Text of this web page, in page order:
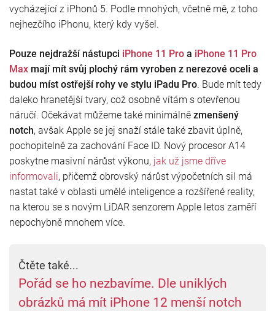
vycházející z iPhonů 5. Podle mnohých, včetně mě, z toho
nejhezčího iPhonu, který kdy vyšel.
Pouze nejdražší nástupci iPhone 11 Pro a iPhone 11 Pro
Max mají mít svůj plochý rám vyroben z nerezové oceli a
budou míst ostřejší rohy ve stylu iPadu Pro. Bude mít tedy
daleko hranetější tvary, což osobně vítám s otevřenou
náručí. Očekávat můžeme také minimálně zmenšený
notch, avšak Apple se jej snaží stále také zbavit úplně,
pochopitelně za zachování Face ID. Nový procesor A14
poskytne masivní nárůst výkonu, jak už jsme dříve
informovali, přičemž obrovský nárůst výpočetních sil má
nastat také v oblasti umělé inteligence a rozšířené reality,
na kterou se s novým LiDAR senzorem Apple letos zaměří
nepochybně mnohem více.
Čtěte také...
Pořád se ho nezbavíme. Dle uniklých
obrázků má mít iPhone 12 menší notch